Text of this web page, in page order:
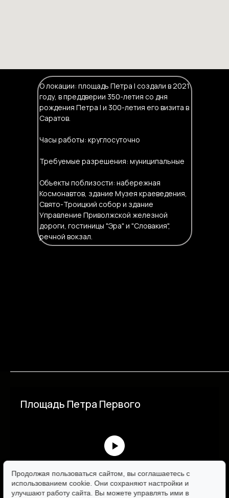
Продолжая пользоваться сайтом, вы соглашаетесь с
использованием cookie. Они сохраняют настройки и
улучшают работу сайта. Вы можете управлять ими в
О локации: площадь Петра I создали в 2021
году, в преддверии 350-летия со дня
рождения Петра I и 300-летия его визита в
Саратов.
Часы работы: круглосуточно
Требуемые разрешения: муниципальные
Объекты поблизости: набережная
Космонавтов, здание Музея краеведения,
Свято-Троицкий собор и здание
Управление Приволжской железной
дороги, гостиницы "Эра" и "Словакия",
речной вокзал.
Площадь Петра Первого